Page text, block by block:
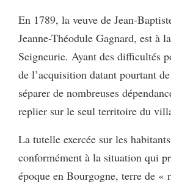
En 1789, la veuve de Jean-
Jeanne-Théodule Gagnard, est à
Seigneurie. Ayant des difficultés
de l’acquisition datant pourtant
séparer de nombreuses
replier sur le seul territoire du
La tutelle exercée sur les
conformément à la situation qui
époque en Bourgogne, terre de «